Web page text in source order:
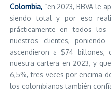
Colombia, “en 2023, BBVA le
siendo total y por eso
prácticamente en todos los
nuestros clientes,
ascendieron a $74
nuestra cartera en 2023, y
6,5%, tres veces por encima
los colombianos también